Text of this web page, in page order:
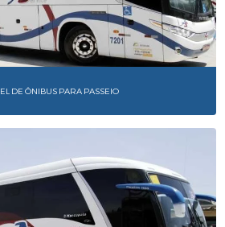
DE ÔNIBUS PARA PASSEIO